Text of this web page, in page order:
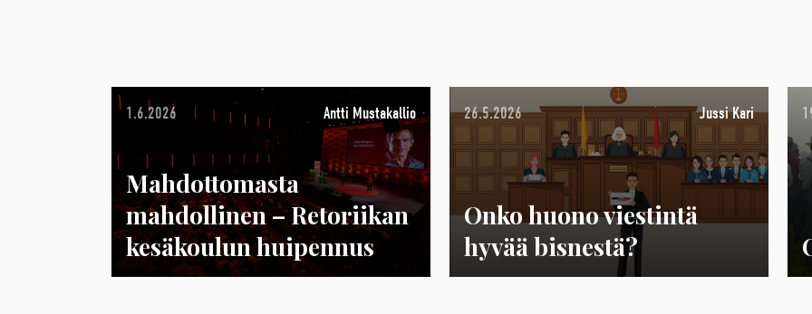
1.6.2026 Antti Mustakallio
Mahdottomasta
mahdollinen – Retoriikan
kesäkoulun huipennus
26.5.2026 Jussi Kari
Onko huono viestintä
hyvää bisnestä?